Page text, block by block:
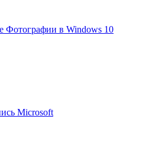
Фотографии в Windows 10
Microsoft